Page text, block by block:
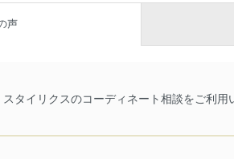
声
タイリクスのコーディネート相談をご利用